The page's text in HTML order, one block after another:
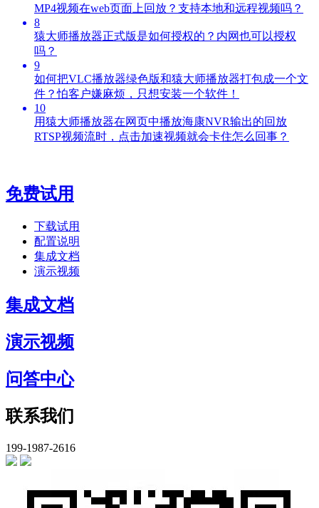
MP4视频在web页面上回放？支持本地和远程视频吗？
8
猿大师播放器正式版是如何授权的？内网也可以授权
吗？
9
如何把VLC播放器绿色版和猿大师播放器打包成一个文
件？怕客户嫌麻烦，只想安装一个软件！
10
用猿大师播放器在网页中播放海康NVR输出的回放
RTSP视频流时，点击加速视频就会卡住怎么回事？
免费试用
下载试用
配置说明
集成文档
演示视频
集成文档
演示视频
问答中心
联系我们
199-1987-2616